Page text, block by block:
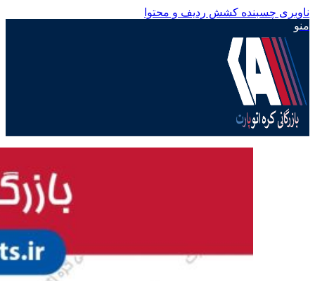
ناوبری چسبنده کشش ردیف و محتوا
منو